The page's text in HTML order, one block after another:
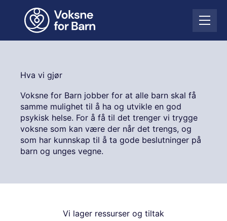
p
Å
Hva vi gjør
Voksne for Barn jobber for at alle barn skal få
samme mulighet til å ha og utvikle en god
psykisk helse. For å få til det trenger vi trygge
voksne som kan være der når det trengs, og
som har kunnskap til å ta gode beslutninger på
barn og unges vegne.
Vi lager ressurser og tiltak